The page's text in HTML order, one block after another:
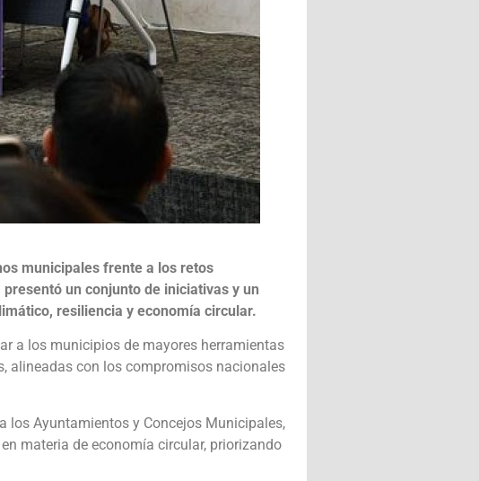
municipales frente a los retos
un conjunto de iniciativas y un
resiliencia y economía circular.
a los municipios de mayores herramientas
alineadas con los compromisos nacionales
los Ayuntamientos y Concejos Municipales,
materia de economía circular, priorizando